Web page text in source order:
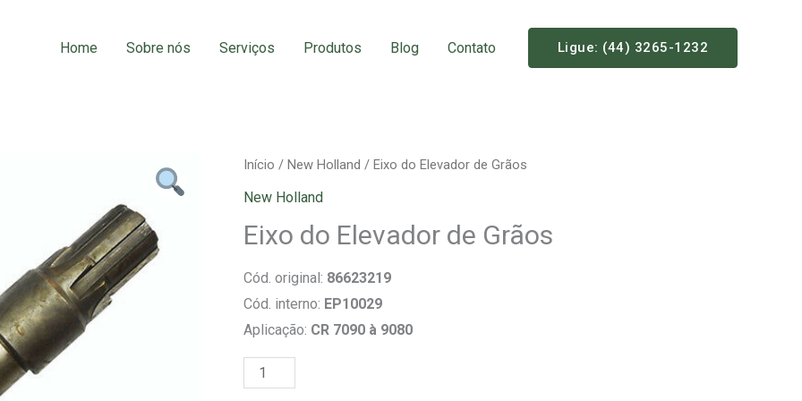
Home Sobre nós Serviços Produtos Blog Contato Ligue: (44) 3265-1232
Início / New Holland / Eixo do Elevador de Grãos
New Holland
Eixo do Elevador de Grãos
Cód. original: 86623219
Cód. interno: EP10029
Aplicação: CR 7090 à 9080
Eixo
do
de
Grãos
quantidade